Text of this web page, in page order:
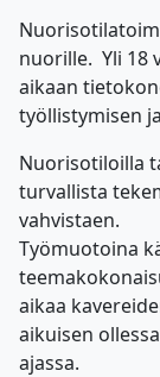
nuorille. Yli 18
aikaan
työllistymisen
Nuorisotiloilla
turvallista
vahvistaen.
Työmuotoina
aikaa
aikuisen
ajassa.